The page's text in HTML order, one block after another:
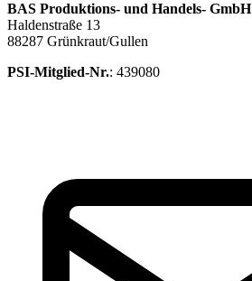
BAS Produktions- und Handels- GmbH
Haldenstraße 13
88287 Grünkraut/Gullen
PSI-Mitglied-Nr.: 439080